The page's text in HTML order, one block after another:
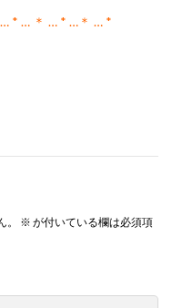
* … ＊ … * …＊ … *
※ が付いている欄は必須項